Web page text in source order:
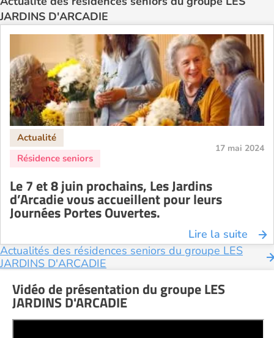
JARDINS D'ARCADIE
17 mai 2024
Le 7 et 8 juin prochains, Les Jardins
d’Arcadie vous accueillent pour leurs
Journées Portes Ouvertes.
Lire la suite
Actualités des résidences seniors du groupe LES
JARDINS D'ARCADIE
Vidéo de présentation du groupe LES
JARDINS D'ARCADIE